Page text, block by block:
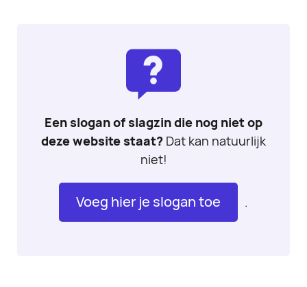
Een slogan of slagzin die nog niet op
deze website staat? Dat kan natuurlijk
niet!
Voeg hier je slogan toe .